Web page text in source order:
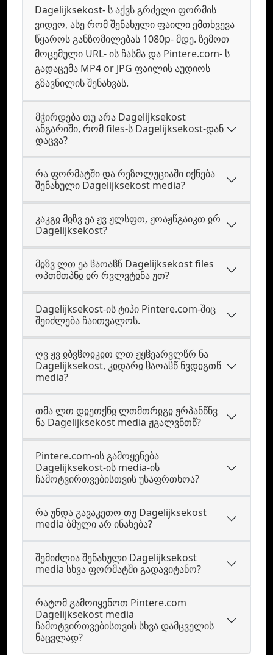
Dagelijksekost- ს აქვს გრძელი ფორმის
ვიდეო, ასე რომ შენახული ფაილი ემთხვევა
წყაროს განზომილებას 1080p- მდე. ზემოთ
მოცემული URL- ის ჩასმა და Pintere.com- ს
გადაცემა MP4 or JPG ფაილის აუდიოს
გზავნილის შენახვას.
მჭირდება თუ არა Dagelijksekost
ანგარიში, რომ files-ს Dagelijksekost-დან
დაცვა?
რა ფორმატში და რეზოლუციაში იქნება
შენახული Dagelijksekost media?
კაკგჲ მჲზვ ეა ჟვ ჟლსფთ, ჟოაჟწგაიკთ ჲრ
Dagelijksekost?
მჲზვ ლთ ეა ჱაოაჱწ Dagelijksekost files
ოპთმთპნჲ ჲრ რვლვტჲნა ჟთ?
Dagelijksekost-ის ტიპი Pintere.com-შიც
შეიძლება ჩაითვალოს.
ღვ ჟვ ჲბვჱოჲკჲთ ლთ ჟყჱეარვლწრ ნა
Dagelijksekost, კჲდარჲ ჱაოაჱწ ნვდჲგთწ
media?
თმა ლთ დჲეთქნჲ ლთმთრჲგჲ ჟრპანწნვ
ნა Dagelijksekost media ჟგალვნთწ?
Pintere.com-ის გამოყენება
Dagelijksekost-ის media-ის
ჩამოტვირთვებისთვის უსაფრთხოა?
რა უნდა გავაკეთო თუ Dagelijksekost
media ბმული არ ინახება?
შემიძლია შენახული Dagelijksekost
media სხვა ფორმატში გადავიტანო?
რატომ გამოიყენოთ Pintere.com
Dagelijksekost media
ჩამოტვირთვებისთვის სხვა დამცველის
ნაცვლად?